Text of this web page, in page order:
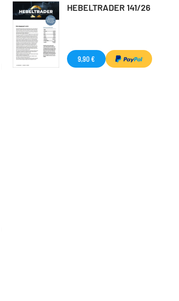
HEBELTRADER 141/26
9,90 €